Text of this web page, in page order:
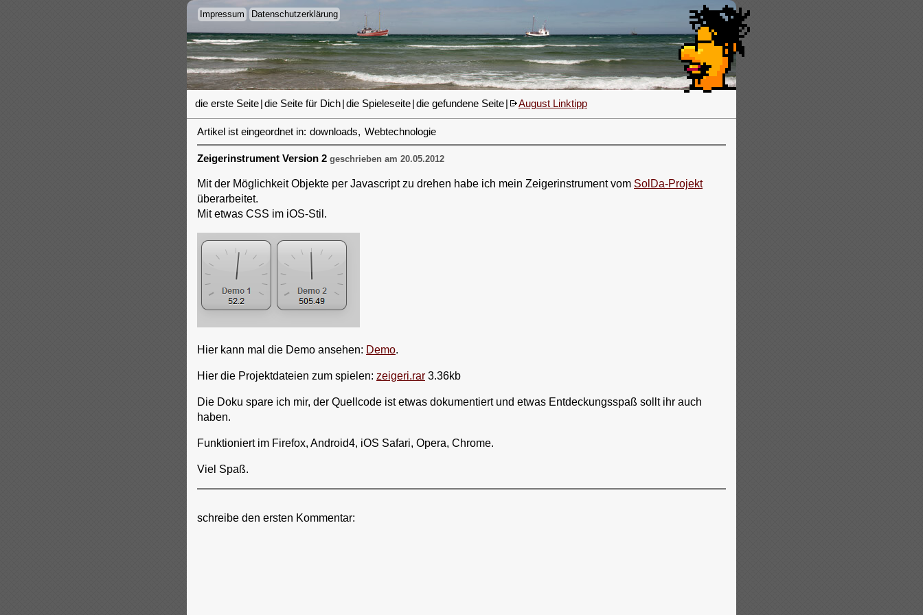
Impressum Datenschutzerklärung
die erste Seite die Seite für Dich die Spieleseite die gefundene Seite August Linktipp
Artikel ist eingeordnet in: downloads, Webtechnologie
Zeigerinstrument Version 2 geschrieben am 20.05.2012
Mit der Möglichkeit Objekte per Javascript zu drehen habe ich mein Zeigerinstrument vom SolDa-Projekt
überarbeitet.
Mit etwas CSS im iOS-Stil.
Hier kann mal die Demo ansehen: Demo.
Hier die Projektdateien zum spielen: zeigeri.rar 3.36kb
Die Doku spare ich mir, der Quellcode ist etwas dokumentiert und etwas Entdeckungsspaß sollt ihr auch
haben.
Funktioniert im Firefox, Android4, iOS Safari, Opera, Chrome.
Viel Spaß.
schreibe den ersten Kommentar: